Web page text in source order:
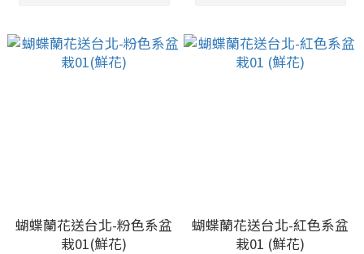
蝴蝶蘭花送台北-粉色系盆
栽01(鮮花)
蝴蝶蘭花送台北-紅色系盆
栽01 (鮮花)